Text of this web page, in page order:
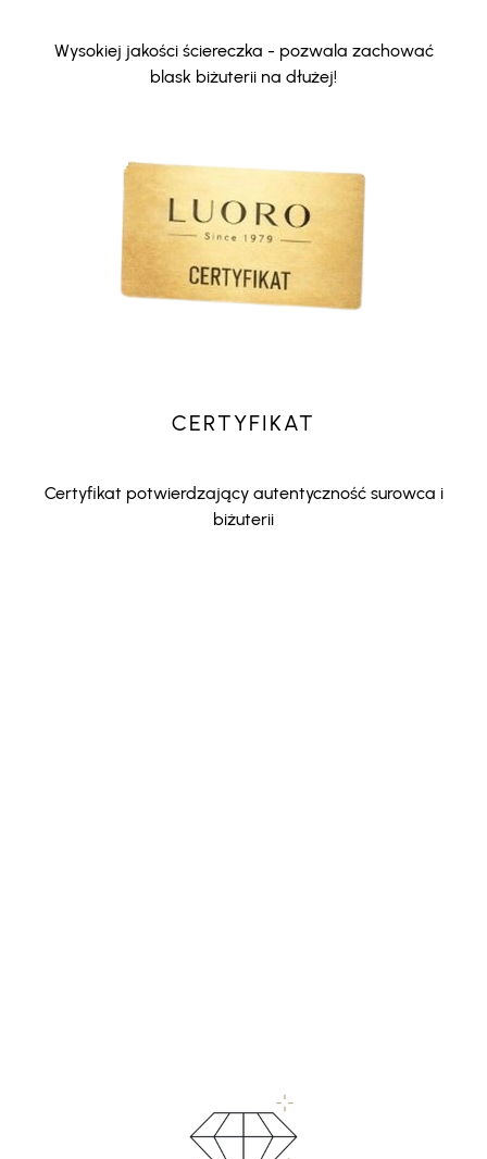
Wysokiej jakości ściereczka - pozwala zachować
blask biżuterii na dłużej!
CERTYFIKAT
Certyfikat potwierdzający autentyczność surowca i
biżuterii